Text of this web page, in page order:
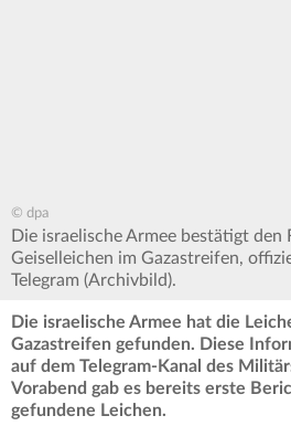
© dpa
Die israelische Armee bestätigt den
Geiselleichen im Gazastreifen,
Telegram (Archivbild).
Die israelische Armee hat die
Gazastreifen gefunden. Diese
auf dem Telegram-Kanal des
Vorabend gab es bereits erste
gefundene Leichen.